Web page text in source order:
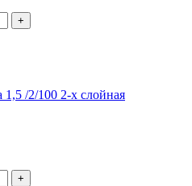
+
/2/100 2-х слойная
+